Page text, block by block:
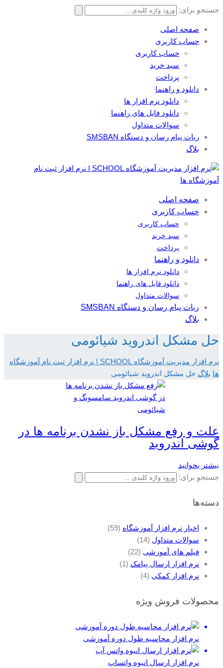
جستجو برای:
صفحه اصلی
حساب کاربری
حساب کاربری
سبد خرید
پرداخت
دانلود و راهنما
دانلود نرم افزار ها
دانلود فایل های راهنما
سوالات متداول
ربات پیام رسان و دستگاه SMSBAN
بلاگ
صفحه اصلی
حساب کاربری
حساب کاربری
سبد خرید
پرداخت
دانلود و راهنما
دانلود نرم افزار ها
دانلود فایل های راهنما
سوالات متداول
ربات پیام رسان و دستگاه SMSBAN
بلاگ
حل مشکل اندروید شیائومی
نرم افزار مدیریت آموزشگاه SCHOOL | نرم افزار ثبت نام آموزشگاه
ها بلاگ حل مشکل اندروید شیائومی
علت و رفع مشکل باز نشدن برنامه ها در
گوشی اندروید
بیشتر بخوانید
جستجو برای:
دسته‌ها
اخبار نرم افزار آموزشگاه (59)
سوالات متداول (14)
فیلم های آموزشی (22)
نرم افزار ارسال پیامک (1)
نرم افزار کمکی (4)
محصولات فروش ویژه
نرم افزار محاسبه طول دوره آموزشی
نرم افزار ارسال انبوه واتساپ